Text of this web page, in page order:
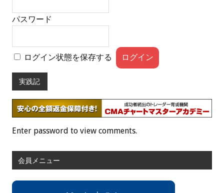
パスワード
ログイン状態を保存する
実践記
Enter password to view comments.
会員メニュー